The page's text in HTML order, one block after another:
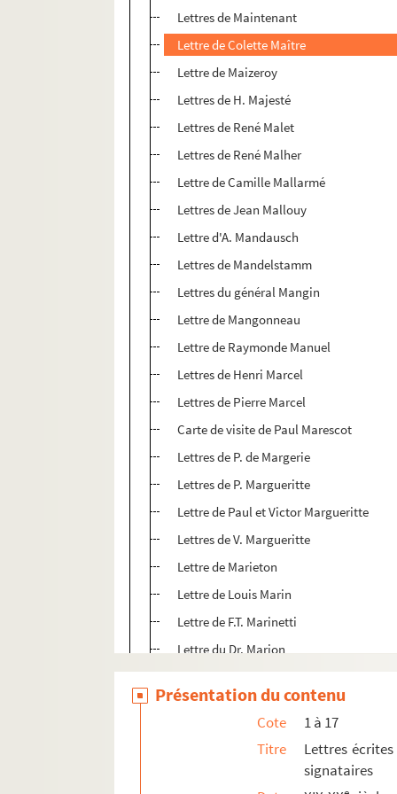
Lettres de Maintenant
Lettre de Colette Maître
Lettre de Maizeroy
Lettres de H. Majesté
Lettres de René Malet
Lettres de René Malher
Lettre de Camille Mallarmé
Lettres de Jean Mallouy
Lettre d'A. Mandausch
Lettres de Mandelstamm
Lettres du général Mangin
Lettre de Mangonneau
Lettre de Raymonde Manuel
Lettres de Henri Marcel
Lettres de Pierre Marcel
Carte de visite de Paul Marescot
Lettres de P. de Margerie
Lettres de P. Margueritte
Lettre de Paul et Victor Margueritte
Lettres de V. Margueritte
Lettre de Marieton
Lettre de Louis Marin
Lettre de F.T. Marinetti
Lettre du Dr. Marion
Lettres de E. Marsan
Lettres de P. Marsan
Carte de visite de Paul Marteau
Lettre d'E. Martin
Présentation du contenu
Cote
1 à 17
Titre
Lettres
signataires